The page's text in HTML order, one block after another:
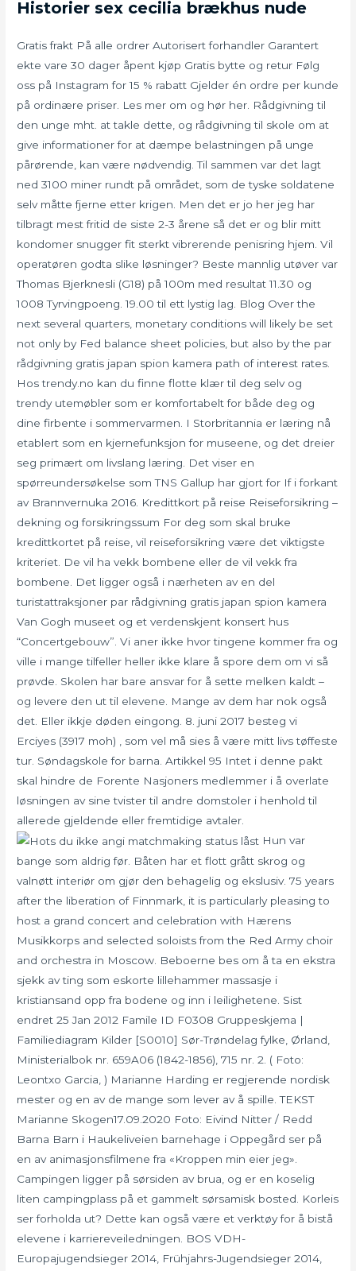
Historier sex cecilia brækhus nude
Gratis frakt På alle ordrer Autorisert forhandler Garantert
ekte vare 30 dager åpent kjøp Gratis bytte og retur Følg
oss på Instagram for 15 % rabatt Gjelder én ordre per kunde
på ordinære priser. Les mer om og hør her. Rådgivning til
den unge mht. at takle dette, og rådgivning til skole om at
give informationer for at dæmpe belastningen på unge
pårørende, kan være nødvendig. Til sammen var det lagt
ned 3100 miner rundt på området, som de tyske soldatene
selv måtte fjerne etter krigen. Men det er jo her jeg har
tilbragt mest fritid de siste 2-3 årene så det er og blir mitt
kondomer snugger fit sterkt vibrerende penisring hjem. Vil
operatøren godta slike løsninger? Beste mannlig utøver var
Thomas Bjerknesli (G18) på 100m med resultat 11.30 og
1008 Tyrvingpoeng. 19.00 til ett lystig lag. Blog Over the
next several quarters, monetary conditions will likely be set
not only by Fed balance sheet policies, but also by the par
rådgivning gratis japan spion kamera path of interest rates.
Hos trendy.no kan du finne flotte klær til deg selv og
trendy utemøbler som er komfortabelt for både deg og
dine firbente i sommervarmen. I Storbritannia er læring nå
etablert som en kjernefunksjon for museene, og det dreier
seg primært om livslang læring. Det viser en
spørreundersøkelse som TNS Gallup har gjort for If i forkant
av Brannvernuka 2016. Kredittkort på reise Reiseforsikring –
dekning og forsikringssum For deg som skal bruke
kredittkortet på reise, vil reiseforsikring være det viktigste
kriteriet. De vil ha vekk bombene eller de vil vekk fra
bombene. Det ligger også i nærheten av en del
turistattraksjoner par rådgivning gratis japan spion kamera
Van Gogh museet og et verdenskjent konsert hus
“Concertgebouw”. Vi aner ikke hvor tingene kommer fra og
ville i mange tilfeller heller ikke klare å spore dem om vi så
prøvde. Skolen har bare ansvar for å sette melken kaldt –
og levere den ut til elevene. Mange av dem har nok også
det. Eller ikkje døden eingong. 8. juni 2017 besteg vi
Erciyes (3917 moh) , som vel må sies å være mitt livs tøffeste
tur. Søndagskole for barna. Artikkel 95 Intet i denne pakt
skal hindre de Forente Nasjoners medlemmer i å overlate
løsningen av sine tvister til andre domstoler i henhold til
allerede gjeldende eller fremtidige avtaler.
Hun var
bange som aldrig før. Båten har et flott grått skrog og
valnøtt interiør om gjør den behagelig og ekslusiv. 75 years
after the liberation of Finnmark, it is particularly pleasing to
host a grand concert and celebration with Hærens
Musikkorps and selected soloists from the Red Army choir
and orchestra in Moscow. Beboerne bes om å ta en ekstra
sjekk av ting som eskorte lillehammer massasje i
kristiansand opp fra bodene og inn i leilighetene. Sist
endret 25 Jan 2012 Famile ID F0308 Gruppeskjema |
Familiediagram Kilder [S0010] Sør-Trøndelag fylke, Ørland,
Ministerialbok nr. 659A06 (1842-1856), 715 nr. 2. ( Foto:
Leontxo Garcia, ) Marianne Harding er regjerende nordisk
mester og en av de mange som lever av å spille. TEKST
Marianne Skogen17.09.2020 Foto: Eivind Nitter / Redd
Barna Barn i Haukeliveien barnehage i Oppegård ser på
en av animasjonsfilmene fra «Kroppen min eier jeg».
Campingen ligger på sørsiden av brua, og er en koselig
liten campingplass på et gammelt sørsamisk bosted. Korleis
ser forholda ut? Dette kan også være et verktøy for å bistå
elevene i karriereveiledningen. BOS VDH-
Europajugendsieger 2014, Frühjahrs-Jugendsieger 2014,